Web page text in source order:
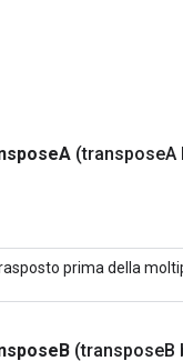
A (transposeA
prima della
B (transposeB